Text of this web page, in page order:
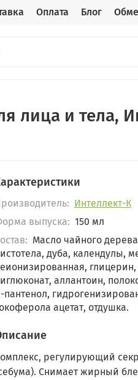
Оплата Блог
лица и тела,
Интеллект-К
выпуска: 150 мл
Масло чайного
дуба, календулы,
аллантоин,
пантенол,
ацетат, отдушка.
регулирующий
Снимает жирный